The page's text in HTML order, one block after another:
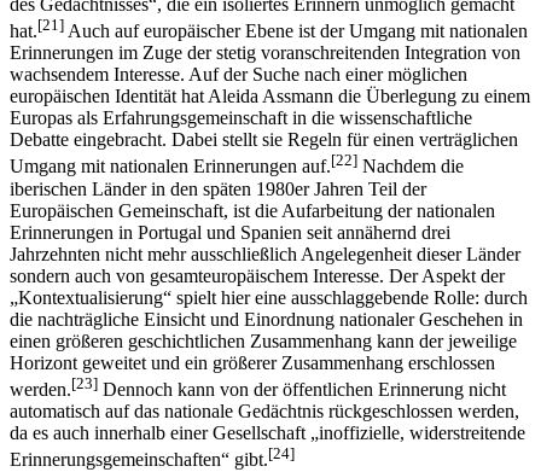
des Gedächtnisses“, die ein isoliertes Erinnern unmöglich gemacht
hat.[21] Auch auf europäischer Ebene ist der Umgang mit nationalen
Erinnerungen im Zuge der stetig voranschreitenden Integration von
wachsendem Interesse. Auf der Suche nach einer möglichen
europäischen Identität hat Aleida Assmann die Überlegung zu einem
Europas als Erfahrungsgemeinschaft in die wissenschaftliche
Debatte eingebracht. Dabei stellt sie Regeln für einen verträglichen
Umgang mit nationalen Erinnerungen auf.[22] Nachdem die
iberischen Länder in den späten 1980er Jahren Teil der
Europäischen Gemeinschaft, ist die Aufarbeitung der nationalen
Erinnerungen in Portugal und Spanien seit annähernd drei
Jahrzehnten nicht mehr ausschließlich Angelegenheit dieser Länder
sondern auch von gesamteuropäischem Interesse. Der Aspekt der
„Kontextualisierung“ spielt hier eine ausschlaggebende Rolle: durch
die nachträgliche Einsicht und Einordnung nationaler Geschehen in
einen größeren geschichtlichen Zusammenhang kann der jeweilige
Horizont geweitet und ein größerer Zusammenhang erschlossen
werden.[23] Dennoch kann von der öffentlichen Erinnerung nicht
automatisch auf das nationale Gedächtnis rückgeschlossen werden,
da es auch innerhalb einer Gesellschaft „inoffizielle, widerstreitende
Erinnerungsgemeinschaften“ gibt.[24]